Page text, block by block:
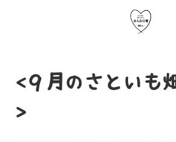
<９月のさといも
>